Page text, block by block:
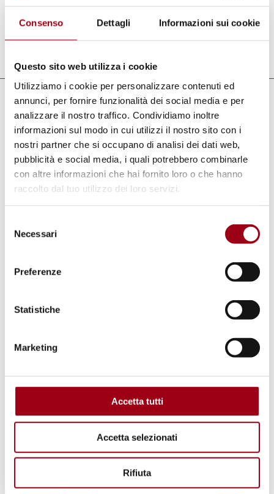
Consenso Dettagli Informazioni sui cookie
Questo sito web utilizza i cookie
Utilizziamo i cookie per personalizzare contenuti ed
annunci, per fornire funzionalità dei social media e per
analizzare il nostro traffico. Condividiamo inoltre
informazioni sul modo in cui utilizzi il nostro sito con i
nostri partner che si occupano di analisi dei dati web,
pubblicità e social media, i quali potrebbero combinarle
con altre informazioni che hai fornito loro o che hanno
raccolto dal tuo utilizzo dei loro servizi.
delNecessari
Preferenze
Statistiche
Marketing
Accetta tutti
Accetta selezionati
Rifiuta
ignorate [...]
Documenti
Coscienza cristiana e futuro della pace:
per una meditazione sulla guerra nel
Golfo Persico (Antonio Mattiazzo - 1990)
(pdf, 574.25 KB)
Parole chiave